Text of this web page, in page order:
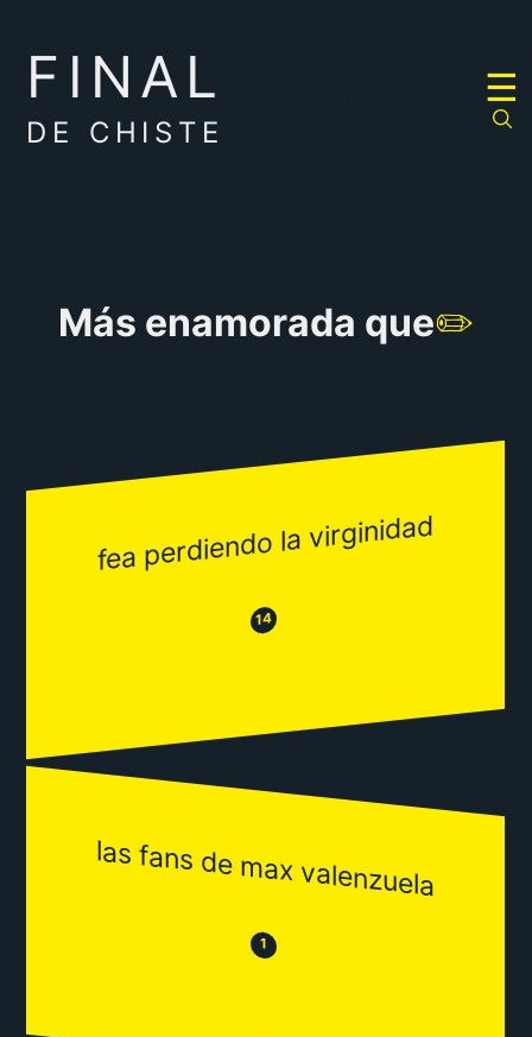
FINAL
DE CHISTE
☰
Más enamorada que✏️
fea perdiendo la virginidad
😒 14 😂
las fans de max valenzuela
😒 1 😂